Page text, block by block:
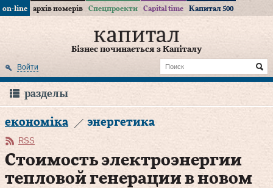
on-line архів номерів Спецпроекти Capital time Капитал 500
Бізнес починається з Капіталу
Войти
разделы
економіка энергетика
RSS
Стоимость электроэнергии
тепловой генерации в новом